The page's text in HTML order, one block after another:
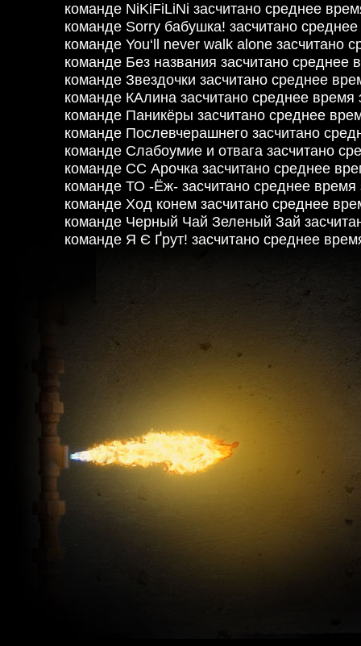
команде NiKiFiLiNi засчитано среднее
команде Sorry бабушка! засчитано
команде You‘ll never walk alone засчитано
команде Без названия засчитано среднее
команде Звездочки засчитано среднее
команде КАлина засчитано среднее
команде Паникёры засчитано среднее
команде Послевчерашнего засчитано
команде Слабоумие и отвага засчитано
команде СС Арочка засчитано среднее
команде ТО -Ёж- засчитано среднее
команде Ход конем засчитано среднее
команде Черный Чай Зеленый Зай
команде Я Є Ґрут! засчитано среднее